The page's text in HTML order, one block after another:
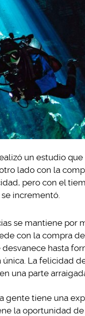
un estudio
lado con la
pero con el
incrementó.
se mantiene por
con la compra
hasta
La felicidad
una parte
gente tiene una
la oportunidad